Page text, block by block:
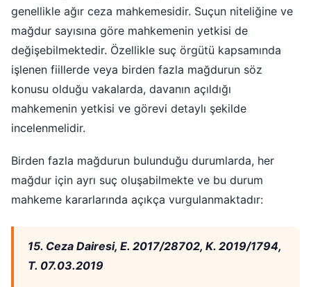
genellikle ağır ceza mahkemesidir. Suçun niteliğine ve
mağdur sayısına göre mahkemenin yetkisi de
değişebilmektedir. Özellikle suç örgütü kapsamında
işlenen fiillerde veya birden fazla mağdurun söz
konusu olduğu vakalarda, davanın açıldığı
mahkemenin yetkisi ve görevi detaylı şekilde
incelenmelidir.
Birden fazla mağdurun bulunduğu durumlarda, her
mağdur için ayrı suç oluşabilmekte ve bu durum
mahkeme kararlarında açıkça vurgulanmaktadır:
15. Ceza Dairesi, E. 2017/28702, K. 2019/1794,
T. 07.03.2019